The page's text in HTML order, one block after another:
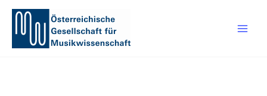
Zum
springen